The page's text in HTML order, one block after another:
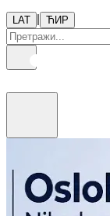
LAT | ЋИР